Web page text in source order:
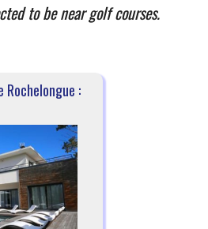
to be near golf courses.
Rochelongue :